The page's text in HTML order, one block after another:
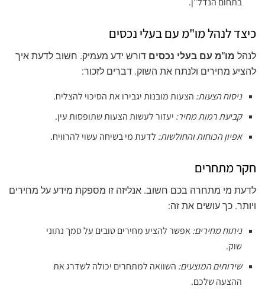
כיצד לנהל מו"מ עם בעלי נכסים
לנהל מו"מ עם בעלי נכסים דורש ידע מעמיק. חשוב לדעת איך
להציע מחירים ולנתח את השוק. דברים לזכור:
ניסוח הצעות: הצעות מובנות יגבירו את הסיכוי להצליח.
קביעת רמות מחיר: יעזור לעשות הצעות שתופסות עין.
אפיון הכוחות והחולשות: לדעת מי בשיחה עשוי להרוויח.
חקר מתחרים
לדעת מי מתחרה בכם חשוב. אנליזה זו מספקת מידע על מחירים
ויותר. כך עושים את זה:
ניתוח מחירים: אפשר להציע מחירים טובים על סמך נתוני
שוק.
שירותים המוצעים: השוואה למתחרים יכולה לשדרג את
ההצעה שלכם.